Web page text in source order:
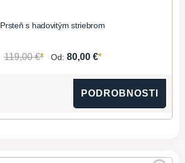
Prsteň s hadovitým striebrom
119,00 €* Od: 80,00 €*
PODROBNOSTI